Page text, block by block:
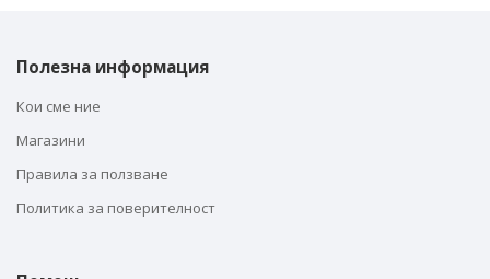
Полезна информация
Кои сме ние
Магазини
Правила за ползване
Политика за поверителност